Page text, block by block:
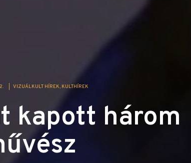
VIZUÁLKULT HÍREK KULTHÍREK
kapott három